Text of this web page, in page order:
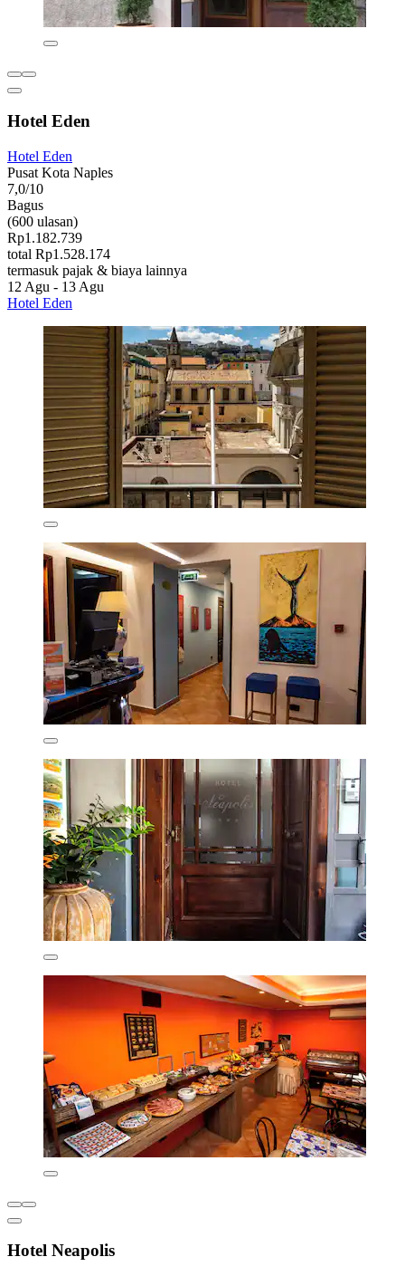
Hotel Eden
Hotel Eden
Pusat Kota Naples
7,0/10
Bagus
(600 ulasan)
Rp1.182.739
total Rp1.528.174
termasuk pajak & biaya lainnya
12 Agu - 13 Agu
Hotel Eden
Hotel Neapolis